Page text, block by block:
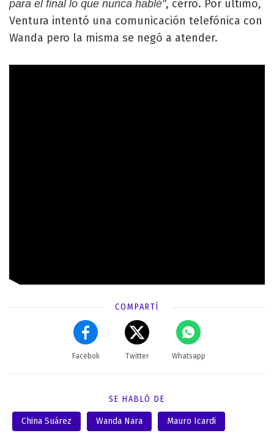
para el final lo que nunca hablé", cerró. Por último,
Ventura intentó una comunicación telefónica con
Wanda pero la misma se negó a atender.
COMPARTÍ
Facebok Twitter Whatsapp
SE HABLÓ DE
China Suárez Wanda Nara Mauro Icardi